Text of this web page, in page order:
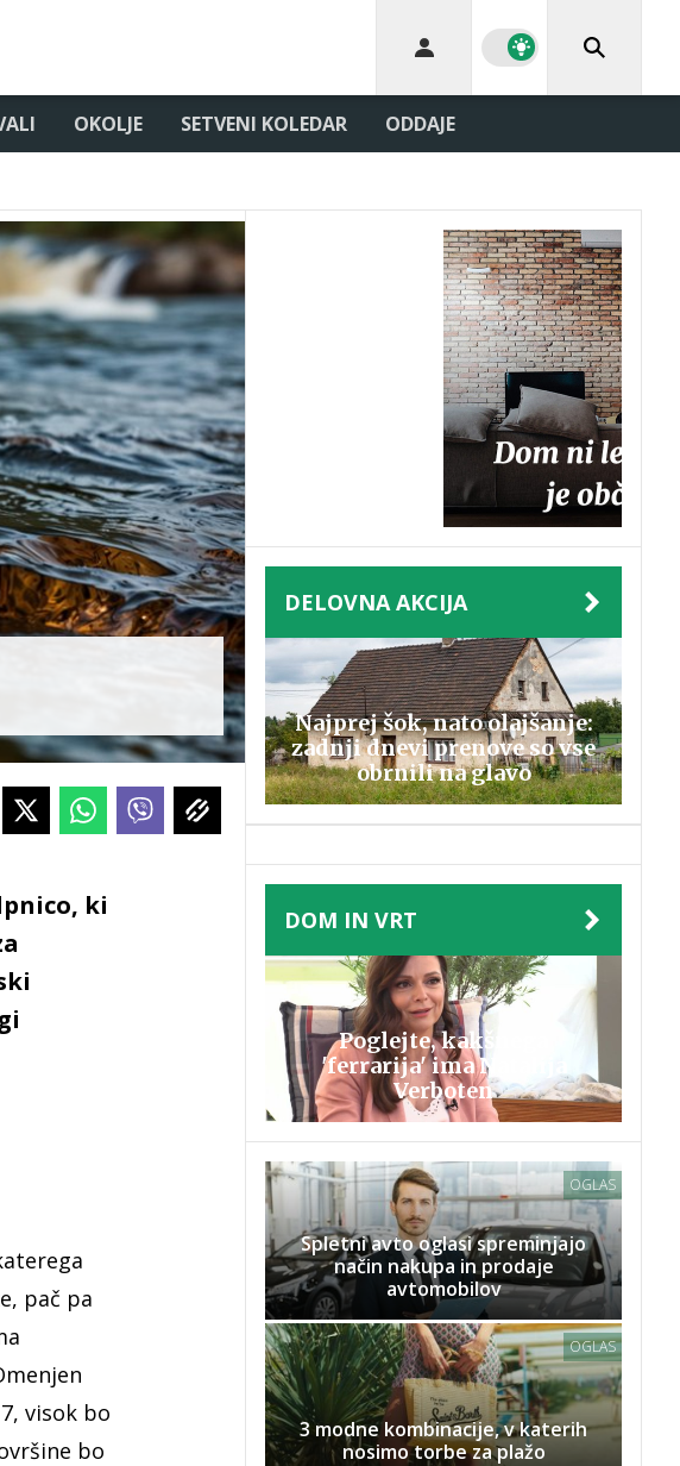
OKOLJE SETVENI KOLEDAR ODDAJE
ki
pač pa
visok bo
bo
DELOVNA AKCIJA
Najprej šok, nato olajšanje:
zadnji dnevi prenove so vse
obrnili na glavo
DOM IN VRT
Poglejte, kakšnega
'ferrarija' ima Natalija
Verboten
OGLAS
Spletni avto oglasi spreminjajo
način nakupa in prodaje
avtomobilov
OGLAS
3 modne kombinacije, v katerih
nosimo torbe za plažo